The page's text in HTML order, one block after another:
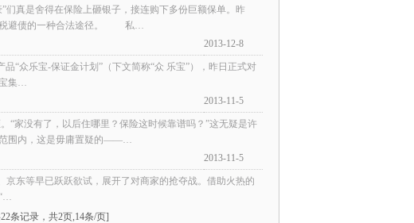
真是舍得在保险上砸银子，接连购下多份巨额保单。昨
税避债的一种合法途径。 私…
2013-12-8
乐宝-保证金计划”（下文简称“众 乐宝”），昨日正式对
集…
2013-11-5
没有了，以后住哪里？保险这时候靠谱吗？”这无疑是许
范围内，这是毋庸置疑的——…
2013-11-5
东等早已跃跃欲试，展开了对商家的抢夺战。借助火热的
条记录，共2页,14条/页]